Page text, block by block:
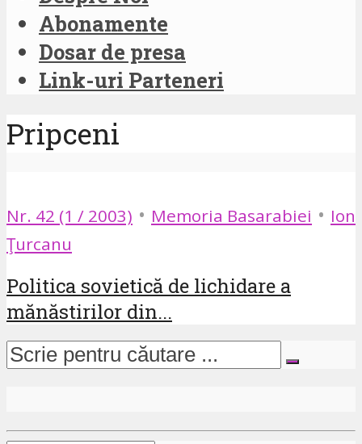
Abonamente
Dosar de presa
Link-uri Parteneri
Pripceni
Nr. 42 (1 / 2003) • Memoria Basarabiei • Ion
Ţurcanu
Politica sovietică de lichidare a
mănăstirilor din...